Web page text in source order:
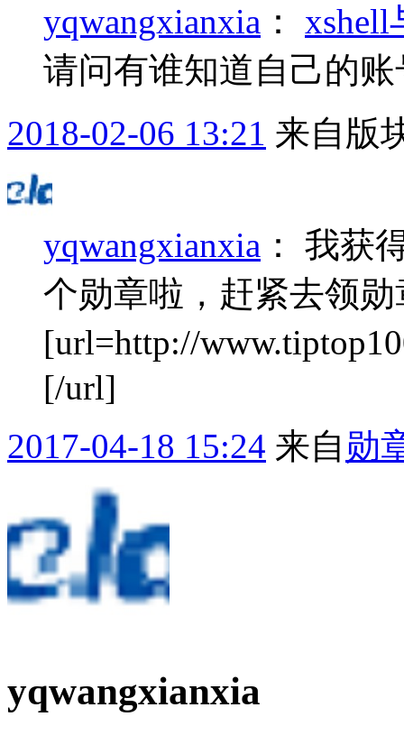
yqwangxianxia ： xshell
请问有谁知道自己的
2018-02-06 13:21 来自版
yqwangxianxia ： 我获
个勋章啦，赶紧去领
[url=http://
[/url]
2017-04-18 15:24 来自 勋
yqwangxianxia